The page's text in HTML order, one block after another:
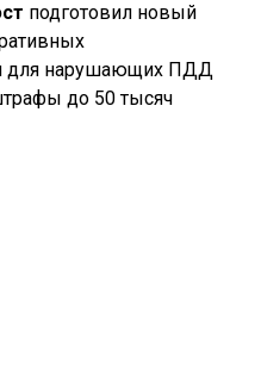
подготовил новый
для нарушающих ПДД
до 50 тысяч